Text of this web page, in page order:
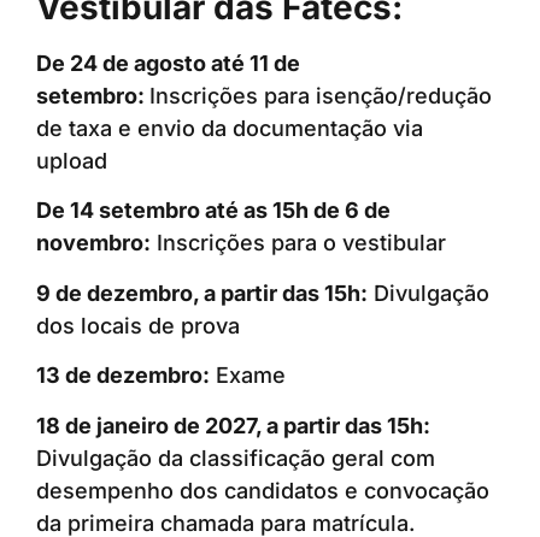
De 24 de agosto até 11 de
setembro: Inscrições para isenção/redução
de taxa e envio da documentação via
upload
De 14 setembro até as 15h de 6 de
novembro: Inscrições para o vestibular
9 de dezembro, a partir das 15h: Divulgação
dos locais de prova
13 de dezembro: Exame
18 de janeiro de 2027, a partir das 15h:
Divulgação da classificação geral com
desempenho dos candidatos e convocação
da primeira chamada para matrícula.